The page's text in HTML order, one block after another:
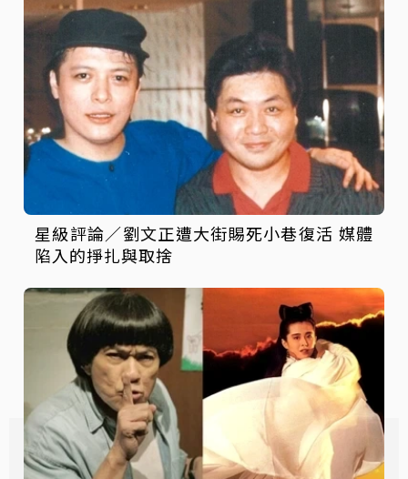
星級評論／劉文正遭大街賜死小巷復活 媒體
陷入的掙扎與取捨